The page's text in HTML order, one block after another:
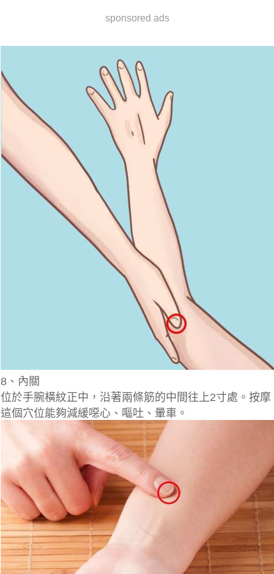
sponsored ads
8、內關
位於手腕橫紋正中，沿著兩條筋的中間往上2寸處。按摩
這個穴位能夠減緩噁心、嘔吐、暈車。